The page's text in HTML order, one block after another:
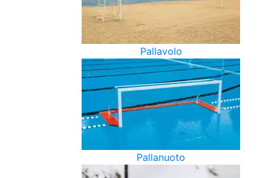
Pallavolo
Pallanuoto